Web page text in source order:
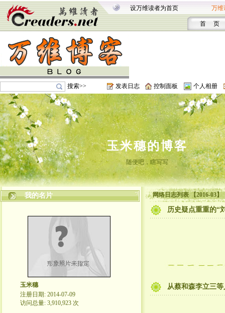
设万维读者为首页 万维
首 页
搜索>> 发表日志 控制面板 个人相册
玉米穗的博客
随便吧，瞎写写
我的名片
玉米穗
注册日期: 2014-07-09
访问总量: 3,910,923 次
网络日志列表 【2016-03】
历史疑点重重的“
从蔡和森李立三